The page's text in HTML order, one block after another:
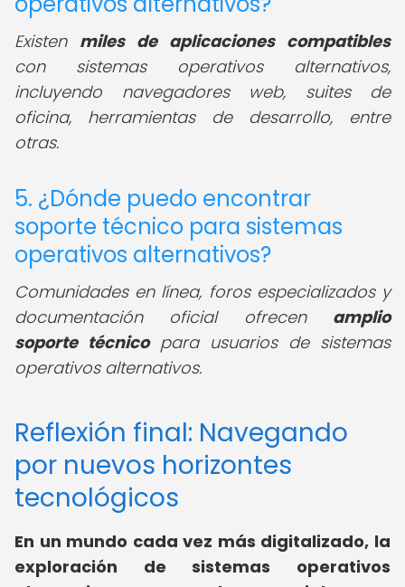
Existen miles de aplicaciones compatibles
con sistemas operativos alternativos,
incluyendo navegadores web, suites de
oficina, herramientas de desarrollo, entre
otras.
5. ¿Dónde puedo encontrar
soporte técnico para sistemas
operativos alternativos?
Comunidades en línea, foros especializados y
documentación oficial ofrecen amplio
soporte técnicopara usuarios de sistemas
operativos alternativos.
Reflexión final: Navegando
por nuevos horizontes
tecnológicos
En un mundo cada vez más digitalizado, la
exploración de sistemas operativos